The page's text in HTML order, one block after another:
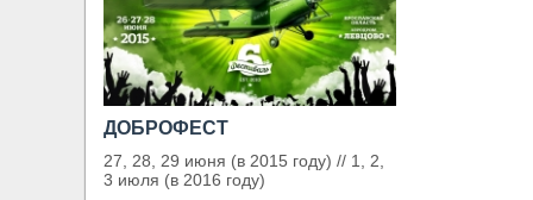
ДОБРОФЕСТ
27, 28, 29 июня (в 2015 году) // 1, 2,
3 июля (в 2016 году)